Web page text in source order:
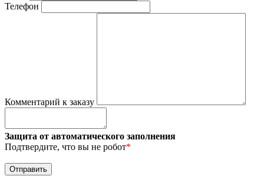
Телефон
Комментарий к заказу
Защита от автоматического заполнения
Подтвердите, что вы не робот*